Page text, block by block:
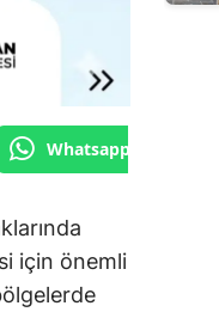
Whatsapp'tan Gönder
için önemli